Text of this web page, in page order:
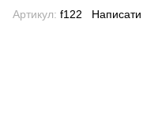
Артикул: f122 Написати